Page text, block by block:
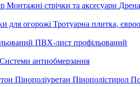
Монтажні стрічки та аксесуари
для огорожі Тротуарна плитка,
ПВХ-лист профільований
Системи антиобмерзання
Пінополіуретан Пінополістирол